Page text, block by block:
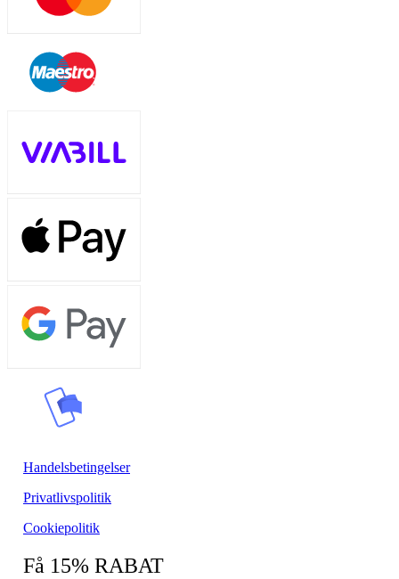
Handelsbetingelser
Privatlivspolitik
Cookiepolitik
Få 15% RABAT